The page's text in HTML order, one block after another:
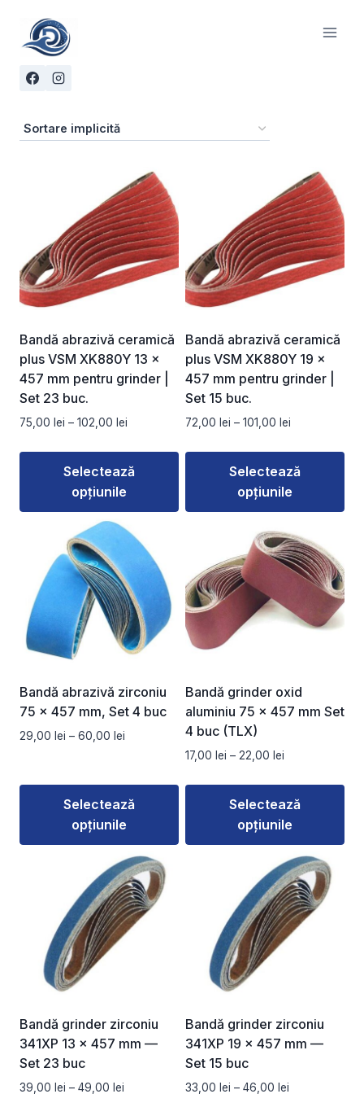
content
Bandă abrazivă ceramică
plus VSM XK880Y 13 ×
457 mm pentru grinder |
Set 23 buc.
75,00 lei – 102,00 lei
prețuri:
75,00 lei
Selectează
opțiunile
multe
variații.
Opțiunile
fi
alese
pagina
Bandă abrazivă ceramică
plus VSM XK880Y 19 ×
457 mm pentru grinder |
Set 15 buc.
72,00 lei – 101,00 lei
prețuri:
72,00 lei
până
Selectează
opțiunile
mai
multe
variații.
Opțiunile
fi
alese
în
produsului.
Bandă abrazivă zirconiu
75 x 457 mm, Set 4 buc
29,00 lei – 60,00 lei
29,00 lei
până
la
Selectează
opțiunile
multe
variații.
Opțiunile
fi
alese
în
Bandă grinder oxid
aluminiu 75 x 457 mm Set
4 buc (TLX)
17,00 lei – 22,00 lei
prețuri:
17,00 lei
până
22,00 lei
Selectează
opțiunile
multe
variații.
Opțiunile
fi
alese
în
Bandă grinder zirconiu
341XP 13 x 457 mm —
Set 23 buc
39,00 lei – 49,00 lei
Bandă grinder zirconiu
341XP 19 x 457 mm —
Set 15 buc
33,00 lei – 46,00 lei